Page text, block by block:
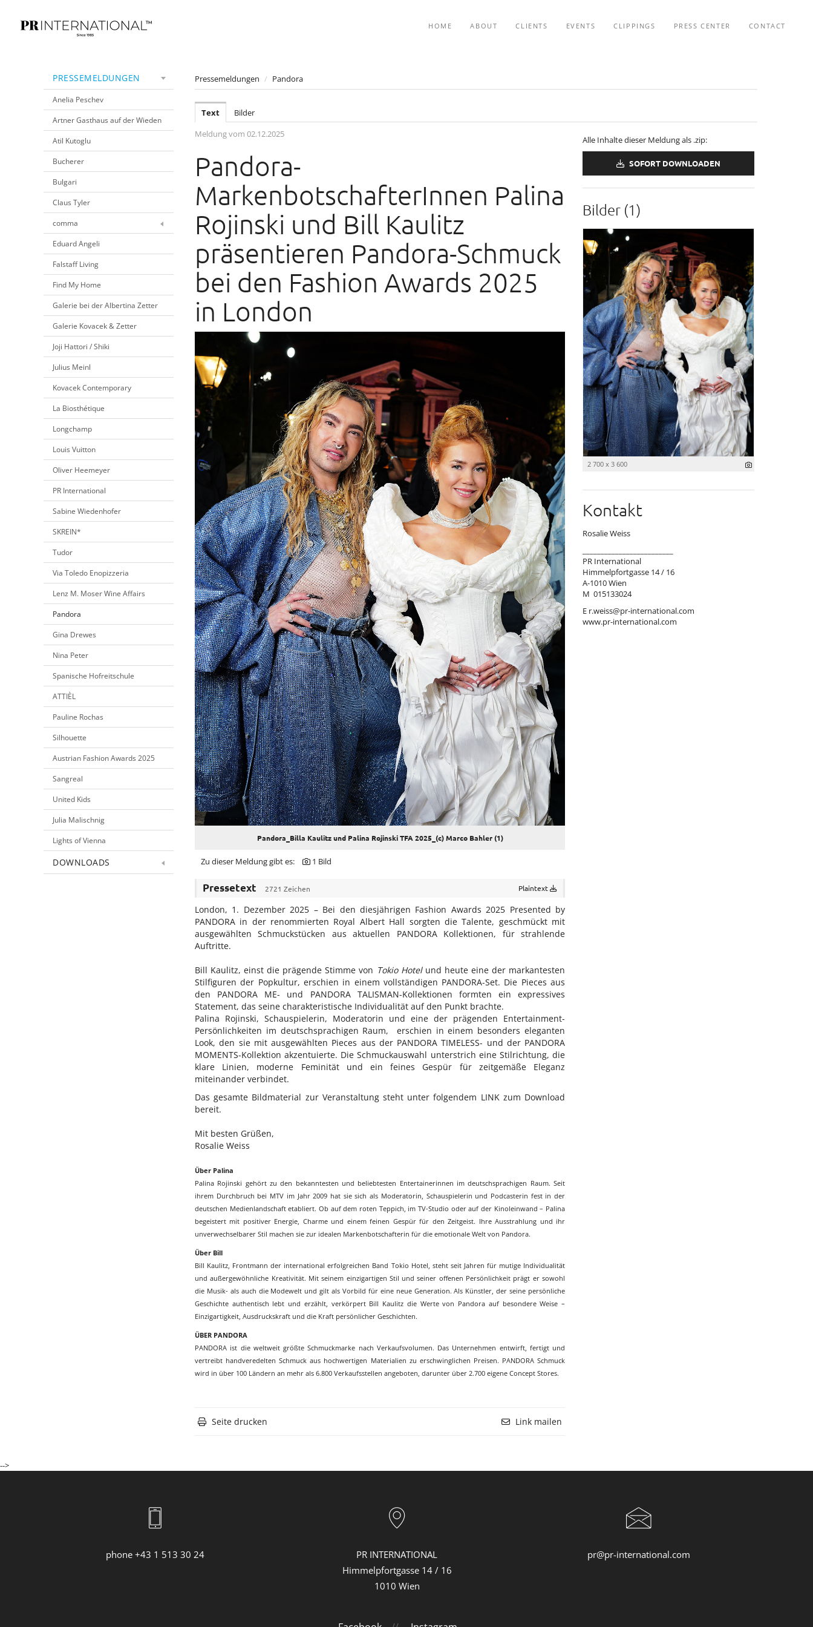
HOME ABOUT CLIENTS EVENTS CLIPPINGS PRESS CENTER CONTACT
PRESSEMELDUNGEN
Anelia Peschev
Artner Gasthaus auf der Wieden
Atil Kutoglu
Bucherer
Bulgari
Claus Tyler
comma
Eduard Angeli
Falstaff Living
Find My Home
Galerie bei der Albertina Zetter
Galerie Kovacek & Zetter
Joji Hattori / Shiki
Julius Meinl
Kovacek Contemporary
La Biosthétique
Longchamp
Louis Vuitton
Oliver Heemeyer
PR International
Sabine Wiedenhofer
SKREIN*
Tudor
Via Toledo Enopizzeria
Lenz M. Moser Wine Affairs
Pandora
Gina Drewes
Nina Peter
Spanische Hofreitschule
ATTIÈL
Pauline Rochas
Silhouette
Austrian Fashion Awards 2025
Sangreal
United Kids
Julia Malischnig
Lights of Vienna
DOWNLOADS
Pressemeldungen / Pandora
Text
Bilder
Meldung vom 02.12.2025
Pandora-
MarkenbotschafterInnen Palina
Rojinski und Bill Kaulitz
präsentieren Pandora-Schmuck
bei den Fashion Awards 2025
in London
Pandora_Billa Kaulitz und Palina Rojinski TFA 2025_(c) Marco Bahler (1)
Zu dieser Meldung gibt es: 1 Bild
Pressetext 2721 Zeichen Plaintext
London, 1. Dezember 2025 – Bei den diesjährigen Fashion Awards 2025 Presented by
PANDORA in der renommierten Royal Albert Hall sorgten die Talente, geschmückt mit
ausgewählten Schmuckstücken aus aktuellen PANDORA Kollektionen, für strahlende
Auftritte.
Bill Kaulitz, einst die prägende Stimme von Tokio Hotelund heute eine der markantesten
Stilfiguren der Popkultur, erschien in einem vollständigen PANDORA-Set. Die Pieces aus
den PANDORA ME- und PANDORA TALISMAN-Kollektionen formten ein expressives
Statement, das seine charakteristische Individualität auf den Punkt brachte.
Palina Rojinski, Schauspielerin, Moderatorin und eine der prägenden Entertainment-
Persönlichkeiten im deutschsprachigen Raum, erschien in einem besonders eleganten
Look, den sie mit ausgewählten Pieces aus der PANDORA TIMELESS- und der PANDORA
MOMENTS-Kollektion akzentuierte. Die Schmuckauswahl unterstrich eine Stilrichtung, die
klare Linien, moderne Feminität und ein feines Gespür für zeitgemäße Eleganz
miteinander verbindet.
Das gesamte Bildmaterial zur Veranstaltung steht unter folgendem LINKzum Download
bereit.
Mit besten Grüßen,
Rosalie Weiss
Über Palina
Palina Rojinski gehört zu den bekanntesten und beliebtesten Entertainerinnen im deutschsprachigen Raum. Seit
ihrem Durchbruch bei MTV im Jahr 2009 hat sie sich als Moderatorin, Schauspielerin und Podcasterin fest in der
deutschen Medienlandschaft etabliert. Ob auf dem roten Teppich, im TV-Studio oder auf der Kinoleinwand – Palina
begeistert mit positiver Energie, Charme und einem feinen Gespür für den Zeitgeist. Ihre Ausstrahlung und ihr
unverwechselbarer Stil machen sie zur idealen Markenbotschafterin für die emotionale Welt von Pandora.
Über Bill
Bill Kaulitz, Frontmann der international erfolgreichen Band Tokio Hotel, steht seit Jahren für mutige Individualität
und außergewöhnliche Kreativität. Mit seinem einzigartigen Stil und seiner offenen Persönlichkeit prägt er sowohl
die Musik- als auch die Modewelt und gilt als Vorbild für eine neue Generation. Als Künstler, der seine persönliche
Geschichte authentisch lebt und erzählt, verkörpert Bill Kaulitz die Werte von Pandora auf besondere Weise –
Einzigartigkeit, Ausdruckskraft und die Kraft persönlicher Geschichten.
ÜBER PANDORA
PANDORA ist die weltweit größte Schmuckmarke nach Verkaufsvolumen. Das Unternehmen entwirft, fertigt und
vertreibt handveredelten Schmuck aus hochwertigen Materialien zu erschwinglichen Preisen. PANDORA Schmuck
wird in über 100 Ländern an mehr als 6.800 Verkaufsstellen angeboten, darunter über 2.700 eigene Concept Stores.
Seite drucken Link mailen
Alle Inhalte dieser Meldung als .zip:
SOFORT DOWNLOADEN
Bilder (1)
2 700 x 3 600
Kontakt
Rosalie Weiss
PR International
Himmelpfortgasse 14 / 16
A-1010 Wien
M 015133024
E r.weiss@pr-international.com
www.pr-international.com
-->
phone +43 1 513 30 24
PR INTERNATIONAL
Himmelpfortgasse 14 / 16
1010 Wien
pr@pr-international.com